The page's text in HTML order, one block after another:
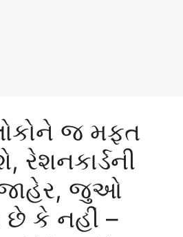
જ મફત
રેશનકાર્ડની
જાહેર, જુઓ
છે કે નહીં –